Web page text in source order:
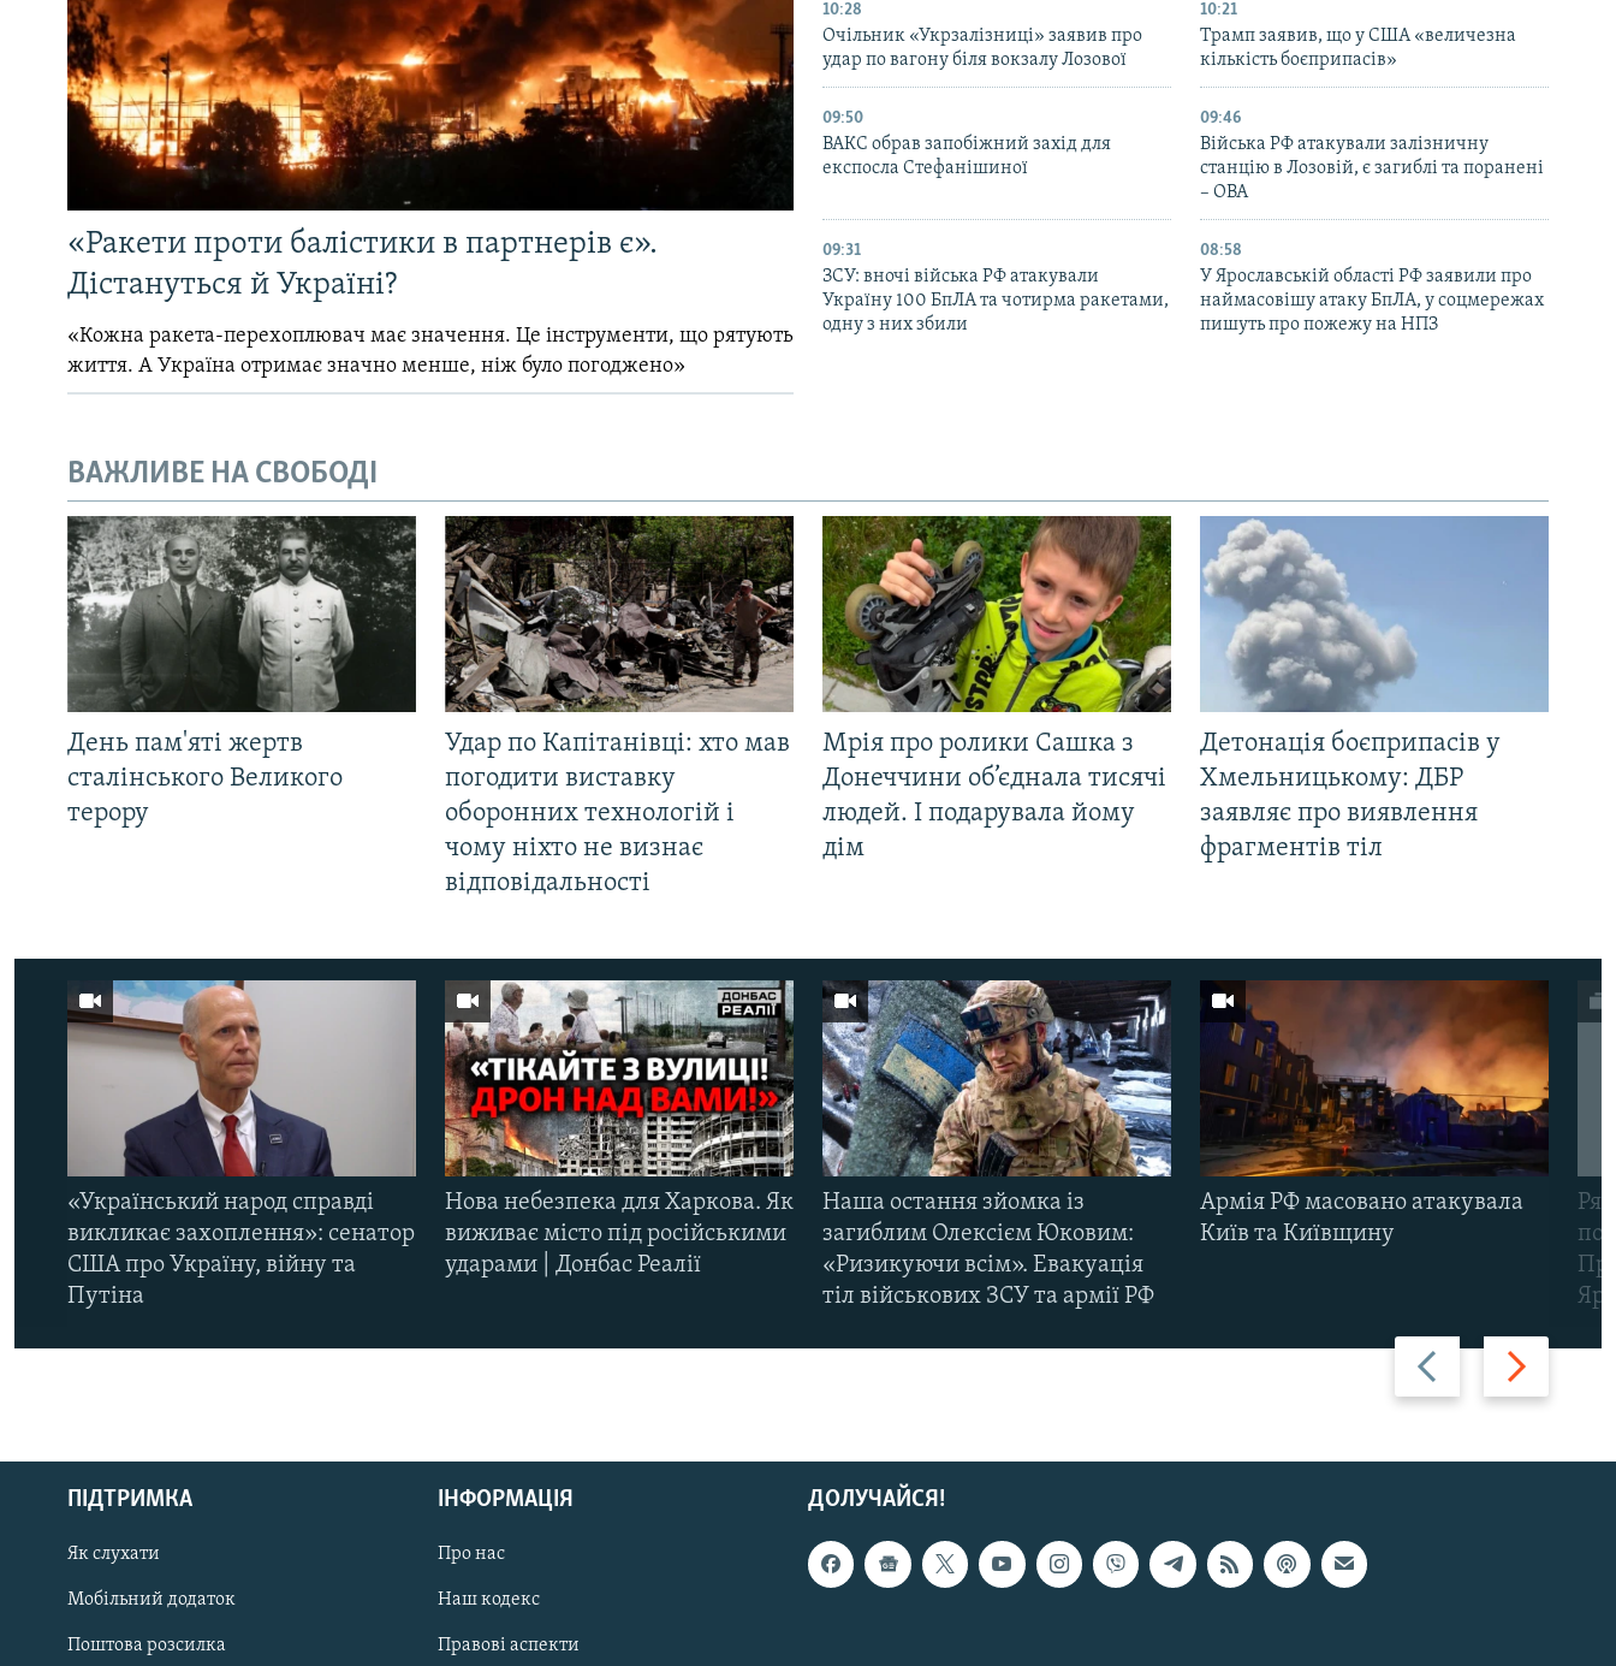
РУС
ДОЛУЧАЙСЯ!
«Ракети проти балістики в партнерів є».
Дістануться й Україні?
«Кожна ракета-перехоплювач має значення. Це інструменти, що рятують
життя. А Україна отримає значно менше, ніж було погоджено»
10:28
Очільник «Укрзалізниці» заявив про
удар по вагону біля вокзалу Лозової
10:21
Трамп заявив, що у США «величезна
кількість боєприпасів»
09:50
ВАКС обрав запобіжний захід для
експосла Стефанішиної
09:46
Війська РФ атакували залізничну
станцію в Лозовій, є загиблі та поранені
– ОВА
09:31
ЗСУ: вночі війська РФ атакували
Україну 100 БпЛА та чотирма ракетами,
одну з них збили
08:58
У Ярославській області РФ заявили про
наймасовішу атаку БпЛА, у соцмережах
пишуть про пожежу на НПЗ
ВАЖЛИВЕ НА СВОБОДІ
День пам'яті жертв
сталінського Великого
терору
Удар по Капітанівці: хто мав
погодити виставку
оборонних технологій і
чому ніхто не визнає
відповідальності
Мрія про ролики Сашка з
Донеччини об’єднала тисячі
людей. І подарувала йому
дім
Детонація боєприпасів у
Хмельницькому: ДБР
заявляє про виявлення
фрагментів тіл
Назад Вперед
«Український народ справді
викликає захоплення»: сенатор
США про Україну, війну та
Путіна
Нова небезпека для Харкова. Як
виживає місто під російськими
ударами | Донбас Реалії
Наша остання зйомка із
загиблим Олексієм Юковим:
«Ризикуючи всім». Евакуація
тіл військових ЗСУ та армії РФ
Армія РФ масовано атакувала
Київ та Київщину
ДОЛУЧАЙСЯ!
ПІДТРИМКА
Як слухати
Мобільний додаток
Поштова розсилка
ІНФОРМАЦІЯ
Про нас
Наш кодекс
Правові аспекти